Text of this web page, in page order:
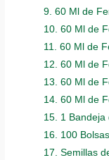
9. 60 Ml de
10. 60 Ml de
11. 60 Ml de
12. 60 Ml de
13. 60 Ml de
14. 60 Ml de
15. 1 Bandeja
16. 100 Bolsas.
17. Semillas